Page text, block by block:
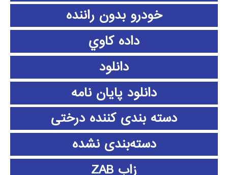
خودرو بدون راننده
داده كاوي
دانلود
دانلود پايان نامه
دسته بندی کننده درختی
دسته‌بندی نشده
زاب ZAB